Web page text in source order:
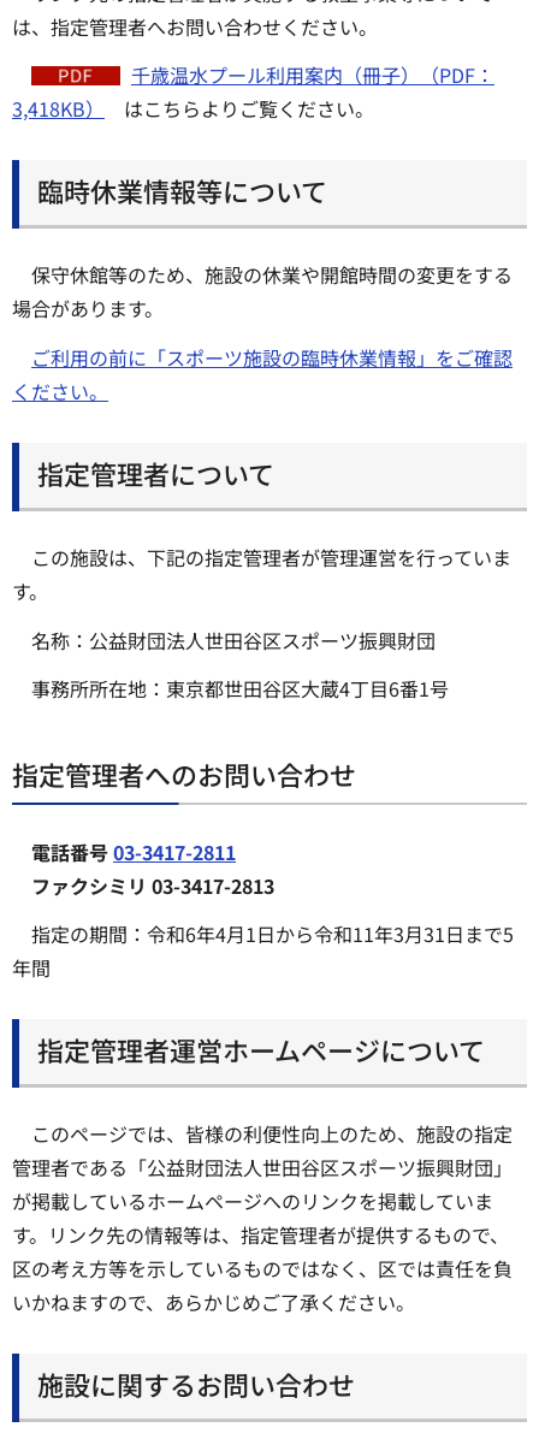
は、指定管理者へお問い合わせください。
千歳温水プール利用案内（冊子）（PDF：
3,418KB）
はこちらよりご覧ください。
臨時休業情報等について
保守休館等のため、施設の休業や開館時間の変更をする
場合があります。
ご利用の前に「スポーツ施設の臨時休業情報」をご確認
ください。
指定管理者について
この施設は、下記の指定管理者が管理運営を行っていま
す。
名称：公益財団法人世田谷区スポーツ振興財団
事務所所在地：東京都世田谷区大蔵4丁目6番1号
指定管理者へのお問い合わせ
電話番号03-3417-2811
ファクシミリ 03-3417-2813
指定の期間：令和6年4月1日から令和11年3月31日まで5
年間
指定管理者運営ホームページについて
このページでは、皆様の利便性向上のため、施設の指定
管理者である「公益財団法人世田谷区スポーツ振興財団」
が掲載しているホームページへのリンクを掲載していま
す。リンク先の情報等は、指定管理者が提供するもので、
区の考え方等を示しているものではなく、区では責任を負
いかねますので、あらかじめご了承ください。
施設に関するお問い合わせ